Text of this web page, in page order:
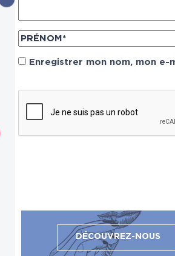
Enregistrer mon nom, mon
DÉCOUVREZ-NOUS